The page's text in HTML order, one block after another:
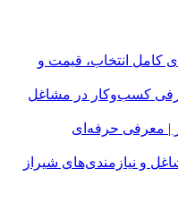
کامل انتخاب، قیمت و
کسب‌وکار در مشاغل
| معرفی حرفه‌ای
و نیازمندی‌های شیراز